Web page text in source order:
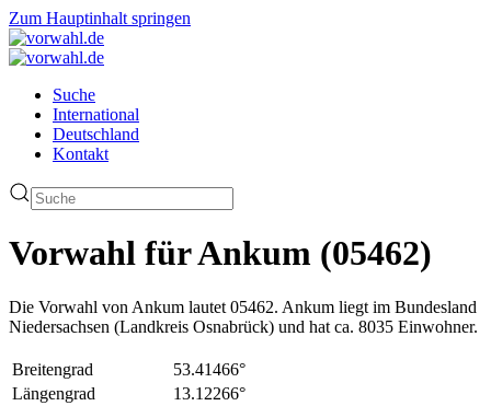
Zum Hauptinhalt springen
Suche
International
Deutschland
Kontakt
Vorwahl für Ankum (05462)
Die Vorwahl von Ankum lautet 05462. Ankum liegt im Bundesland
Niedersachsen (Landkreis Osnabrück) und hat ca. 8035 Einwohner.
Breitengrad
53.41466°
Längengrad
13.12266°